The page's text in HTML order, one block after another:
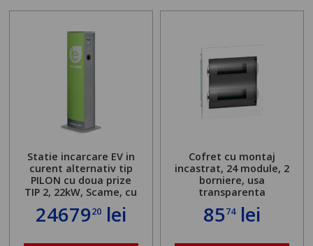
Statie incarcare EV in
curent alternativ tip
PILON cu doua prize
TIP 2, 22kW, Scame, cu
server local
2467920lei
Cofret cu montaj
incastrat, 24 module, 2
borniere, usa
transparenta
8574lei